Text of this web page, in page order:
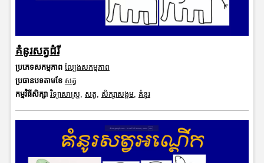
គំនូរសត្វដំរី
ប្រភេទសកម្មភាព ល្បែងសកម្មភាព
ប្រធានបទតាមខែ សត្វ
កម្មវិធីសិក្សា វិទ្យាសាស្រ្ត, សត្វ, សិក្សាសង្គម, គំនូរ